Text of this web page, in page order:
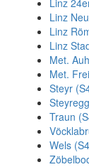
Linz
Linz
Linz
Linz
Met.
Met.
Steyr
Traun
Wels